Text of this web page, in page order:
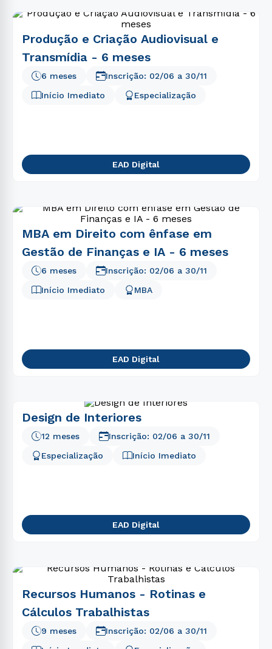
Produção e Criação Audiovisual e
Transmídia - 6 meses
Início Imediato Especialização
6 meses Inscrição: 02/06 a 30/11
EAD Digital
MBA em Direito com ênfase em
Gestão de Finanças e IA - 6 meses
Início Imediato
6 meses
MBA
Inscrição: 02/06 a 30/11
EAD Digital
Design de Interiores
12 meses
Especialização
Início Imediato
Inscrição: 02/06 a 30/11
EAD Digital
Recursos Humanos - Rotinas e
Cálculos Trabalhistas
9 meses
Inscrição: 02/06 a 30/11